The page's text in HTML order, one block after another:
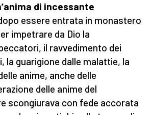
di incessante
essere entrata in monastero
impetrare da Dio la
il ravvedimento dei
la guarigione dalle malattie, la
anime, anche delle
delle anime del
scongiurava con fede accorata